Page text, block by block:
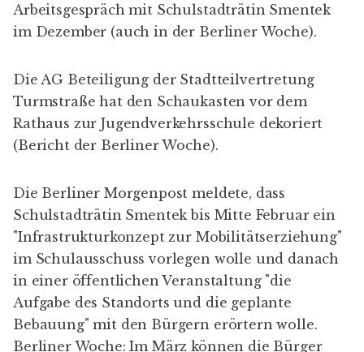
Arbeitsgespräch mit Schulstadträtin Smentek
im Dezember (auch in der Berliner Woche).
Die AG Beteiligung der Stadtteilvertretung
Turmstraße hat den Schaukasten vor dem
Rathaus zurJugendverkehrsschule dekoriert
(Bericht der Berliner Woche).
Die Berliner Morgenpost meldete, dass
Schulstadträtin Smentek bis Mitte Februar ein
"Infrastrukturkonzept zur Mobilitätserziehung"
im Schulausschuss vorlegen wolle und danach
in einer öffentlichen Veranstaltung "die
Aufgabe des Standorts und die geplante
Bebauung" mit den Bürgern erörtern wolle.
Berliner Woche: Im März können die Bürger